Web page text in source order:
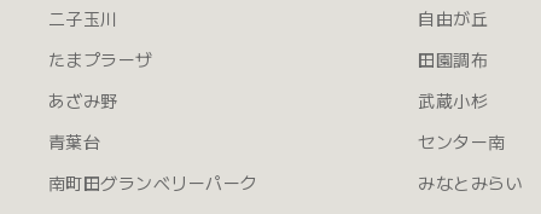
二子玉川
たまプラーザ
あざみ野
青葉台
南町田グランベリーパーク
自由が丘
田園調布
武蔵小杉
センター南
みなとみらい